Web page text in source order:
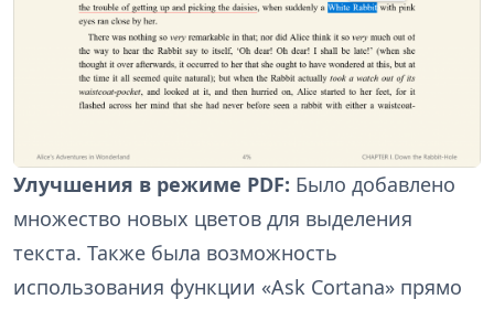
Улучшения в режиме PDF: Было добавлено
множество новых цветов для выделения
текста. Также была возможность
использования функции «Ask Cortana» прямо